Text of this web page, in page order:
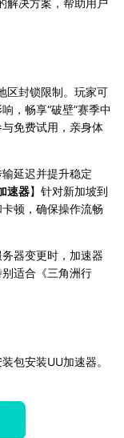
区封锁限制。玩家可
，畅享“破壁”赛季中
免费试用，亲身体
延迟并提升稳定
速器】针对新加坡到
顿，确保操作流畅
器变更时，加速器
适合《三角洲行
包安装UU加速器。